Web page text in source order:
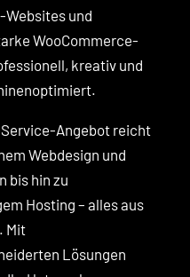
Websites und
WooCommerce-
kreativ und
Angebot reicht
Webdesign und
bis hin zu
Hosting – alles aus
Mit
Lösungen